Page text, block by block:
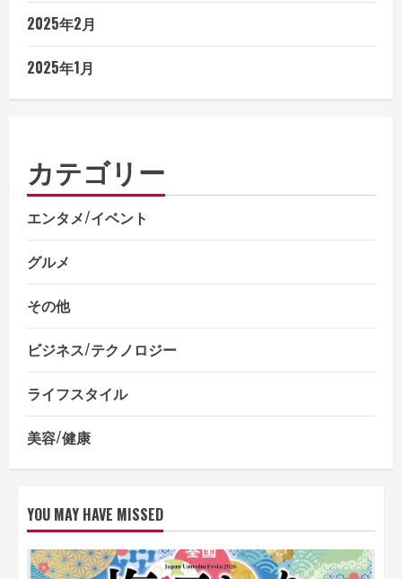
2025年2月
2025年1月
カテゴリー
エンタメ/イベント
グルメ
その他
ビジネス/テクノロジー
ライフスタイル
美容/健康
YOU MAY HAVE MISSED